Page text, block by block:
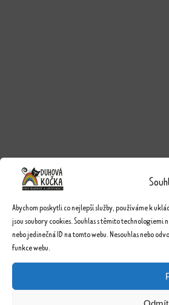
Abychom poskytli co nejlepší služby, používáme k
jsou soubory cookies. Souhlas s těmito
nebo jedinečná ID na tomto webu. Nesouhlas nebo
funkce webu.